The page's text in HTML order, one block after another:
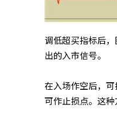
调低超买指标后
出的入市信号。
在入场作空后，
可作止损点。这